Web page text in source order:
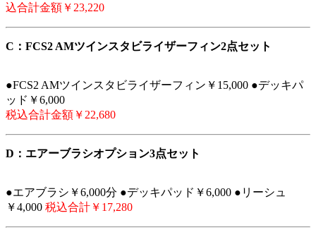
込合計金額￥23,220
C：FCS2 AMツインスタビライザーフィン2点セット
●FCS2 AMツインスタビライザーフィン￥15,000 ●デッキパ
ッド￥6,000
税込合計金額￥22,680
D：エアーブラシオプション3点セット
●エアブラシ￥6,000分 ●デッキパッド￥6,000 ●リーシュ
￥4,000 税込合計￥17,280